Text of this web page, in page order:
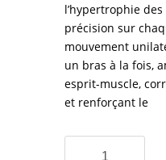
l’hypertrophie
précision sur
mouvement
un bras à la fois,
esprit-muscle,
et renforçant le
quantité